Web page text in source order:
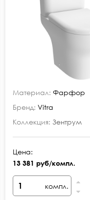
Материал: Фарфор
Бренд: Vitra
Коллекция: Зентрум
Цена:
13 381 руб/компл.
компл.